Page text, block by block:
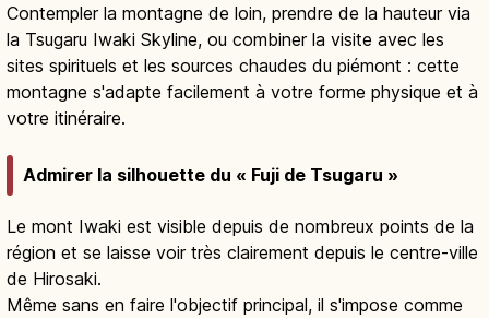
Contempler la montagne de loin, prendre de la hauteur via
la Tsugaru Iwaki Skyline, ou combiner la visite avec les
sites spirituels et les sources chaudes du piémont : cette
montagne s'adapte facilement à votre forme physique et à
votre itinéraire.
Admirer la silhouette du « Fuji de Tsugaru »
Le mont Iwaki est visible depuis de nombreux points de la
région et se laisse voir très clairement depuis le centre-ville
de Hirosaki.
Même sans en faire l'objectif principal, il s'impose comme